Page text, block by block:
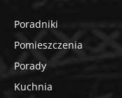
Poradniki
Pomieszczenia
Porady
Kuchnia